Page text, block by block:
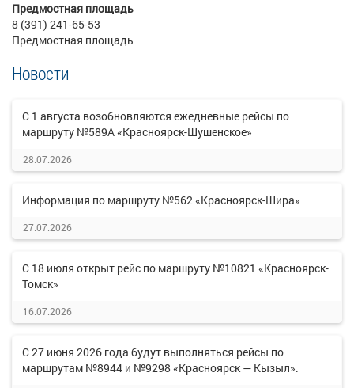
Предмостная площадь
8 (391) 241-65-53
Предмостная площадь
Новости
С 1 августа возобновляются ежедневные рейсы по
маршруту №589А «Красноярск-Шушенское»
28.07.2026
Информация по маршруту №562 «Красноярск-Шира»
27.07.2026
С 18 июля открыт рейс по маршруту №10821 «Красноярск-
Томск»
16.07.2026
С 27 июня 2026 года будут выполняться рейсы по
маршрутам №8944 и №9298 «Красноярск — Кызыл».